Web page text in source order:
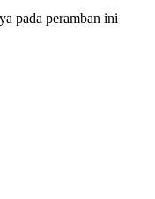
pada peramban ini